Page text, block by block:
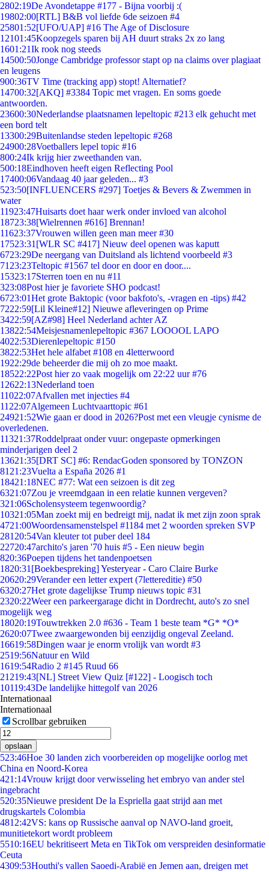
2802:19De Avondetappe #177 - Bijna voorbij :(
19802:00[RTL] B&B vol liefde 6de seizoen #4
25801:52[UFO/UAP] #16 The Age of Disclosure
12101:45Koopzegels sparen bij AH duurt straks 2x zo lang
1601:21Ik rook nog steeds
14500:50Jonge Cambridge professor stapt op na claims over plagiaat
en leugens
900:36TV Time (tracking app) stopt! Alternatief?
14700:32[AKQ] #3384 Topic met vragen. En soms goede
antwoorden.
23600:30Nederlandse plaatsnamen lepeltopic #213 elk gehucht met
een bord telt
13300:29Buitenlandse steden lepeltopic #268
24900:28Voetballers lepel topic #16
800:24Ik krijg hier zweethanden van.
500:18Eindhoven heeft eigen Reflecting Pool
17400:06Vandaag 40 jaar geleden... #3
523:50[INFLUENCERS #297] Toetjes & Bevers & Zwemmen in
water
11923:47Huisarts doet haar werk onder invloed van alcohol
18723:38[Wielrennen #616] Brennan!
11623:37Vrouwen willen geen man meer #30
17523:31 [WLR SC #417] Nieuw deel openen was kaputt
6723:29De neergang van Duitsland als lichtend voorbeeld #3
71 23:23Teltopic #1567 tel door en door en door....
15323:17Sterren toen en nu #11
323:08Post hier je favoriete SHO podcast!
6723:01Het grote Baktopic (voor bakfoto's, -vragen en -tips) #42
7222:59[Lil Kleine#12] Nieuwe afleveringen op Prime
3422:59[AZ#98] Heel Nederland achter AZ
13822:54Meisjesnamenlepeltopic #367 LOOOOL LAPO
4022:53Dierenlepeltopic #150
3822:53Het hele alfabet #108 en 4letterwoord
1922:29de beheerder die mij oh zo moe maakt.
18522:22Post hier zo vaak mogelijk om 22:22 uur #76
12622:13Nederland toen
11022:07Afvallen met injecties #4
11 22:07Algemeen Luchtvaarttopic #61
24921:52Wie gaan er dood in 2026?Post met een vleugje cynisme de
overledenen.
11321:37Roddelpraat onder vuur: ongepaste opmerkingen
minderjarigen deel 2
13621:35[DRT SC] #6: RendacGoden sponsored by TONZON
81 21:23Vuelta a España 2026 #1
18421:18NEC #77: Wat een seizoen is dit zeg
6321:07Zou je vreemdgaan in een relatie kunnen vergeven?
321:06Scholensysteem tegenwoordig?
10321:05Man zoekt mij en bedreigt mij, nadat ik met zijn zoon sprak
4721:00Woordensamenstelspel #1184 met 2 woorden spreken SVP
281 20:54Van kleuter tot puber deel 184
22720:47archito's jaren '70 huis #5 - Een nieuw begin
820:36Poepen tijdens het tandenpoetsen
1820:31 [Boekbespreking] Yesteryear - Caro Claire Burke
20620:29Verander een letter expert (7lettereditie) #50
6320:27Het grote dagelijkse Trump nieuws topic #31
2320:22Weer een parkeergarage dicht in Dordrecht, auto's zo snel
mogelijk weg
18020:19Touwtrekken 2.0 #636 - Team 1 beste team *G* *O*
2620:07Twee zwaargewonden bij eenzijdig ongeval Zeeland.
16619:58Dingen waar je enorm vrolijk van wordt #3
2519:56Natuur en Wild
1619:54Radio 2 #145 Ruud 66
21219:43[NL] Street View Quiz [#122] - Loogisch toch
10119:43De landelijke hittegolf van 2026
Internationaal
Internationaal
Scrollbar gebruiken
opslaan
523:46Hoe 30 landen zich voorbereiden op mogelijke oorlog met
China en Noord-Korea
421:14Vrouw krijgt door verwisseling het embryo van ander stel
ingebracht
520:35Nieuwe president De la Espriella gaat strijd aan met
drugskartels Colombia
4812:42VS: kans op Russische aanval op NAVO-land groeit,
munitietekort wordt probleem
5510:16EU bekritiseert Meta en TikTok om verspreiden desinformatie
Ceuta
4309:53Houthi's vallen Saoedi-Arabië en Jemen aan, dreigen met